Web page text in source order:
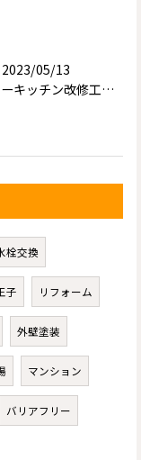
2023/05/13
ーキッチン改修工事ー
栓交換
子 リフォーム
外壁塗装
マンション
バリアフリー